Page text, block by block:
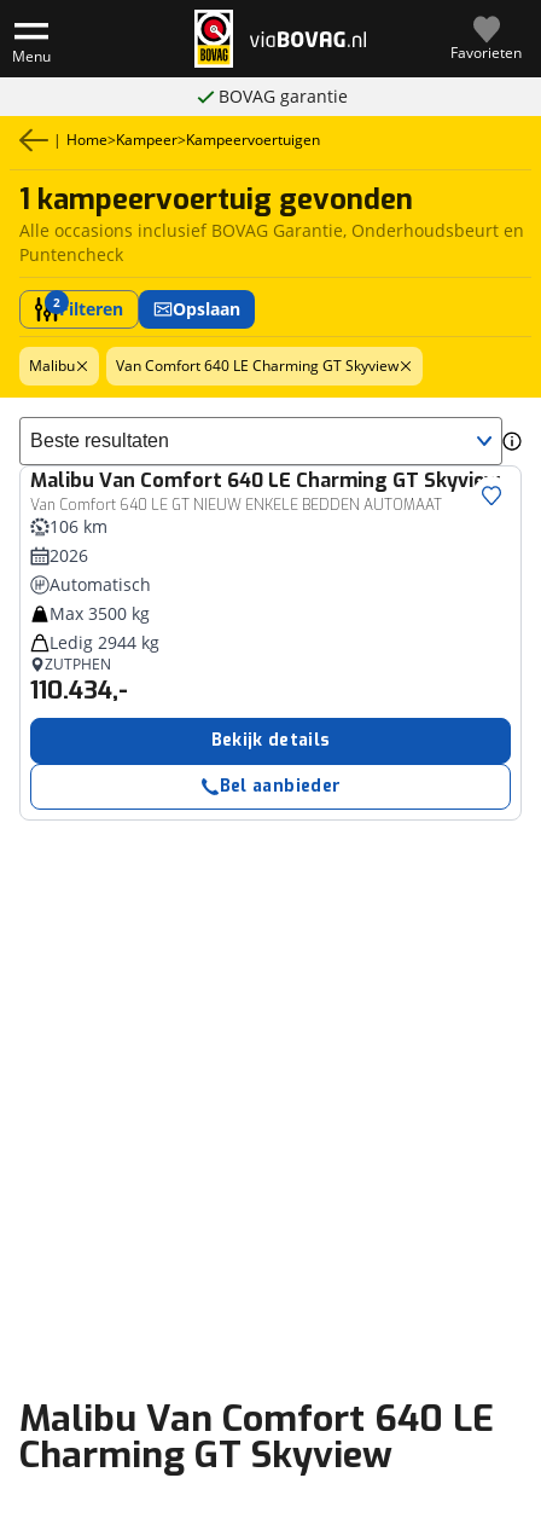
Menu Favorieten
BOVAG garantie
| Home>Kampeer>Kampeervoertuigen
1 kampeervoertuig gevonden
Alle occasions inclusief BOVAG Garantie, Onderhoudsbeurt en
Puntencheck
2Filteren Opslaan
Malibu Van Comfort 640 LE Charming GT Skyview
Sorteer resultaten
Malibu Van Comfort 640 LE Charming GT Skyview
Van Comfort 640 LE GT NIEUW ENKELE BEDDEN AUTOMAAT
106 km
2026
Automatisch
Max 3500 kg
Ledig 2944 kg
ZUTPHEN
110.434,-
Bekijk details
Bel aanbieder
Malibu Van Comfort 640 LE
Charming GT Skyview